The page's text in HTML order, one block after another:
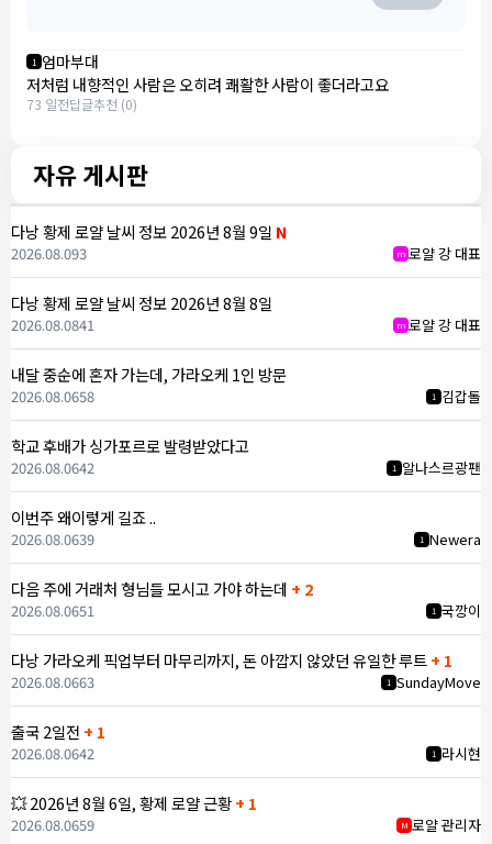
1 엄마부대
저처럼 내향적인 사람은 오히려 쾌활한 사람이 좋더라고요
73 일전답글추천 (0)
자유 게시판
다낭 황제 로얄 날씨 정보 2026년 8월 9일 N
m 로얄 강 대표
2026.08.093
다낭 황제 로얄 날씨 정보 2026년 8월 8일
m 로얄 강 대표
2026.08.0841
내달 중순에 혼자 가는데, 가라오케 1인 방문
1 김갑돌
2026.08.0658
학교 후배가 싱가포르로 발령받았다고
1 알나스르광팬
2026.08.0642
이번주 왜이렇게 길죠 ..
1 Newera
2026.08.0639
다음 주에 거래처 형님들 모시고 가야 하는데 + 2
1 국깡이
2026.08.0651
다낭 가라오케 픽업부터 마무리까지, 돈 아깝지 않았던 유일한 루트+ 1
1 SundayMove
2026.08.0663
출국 2일전 + 1
1 라시현
2026.08.0642
💥 2026년 8월 6일, 황제 로얄 근황+ 1
M 로얄 관리자
2026.08.0659